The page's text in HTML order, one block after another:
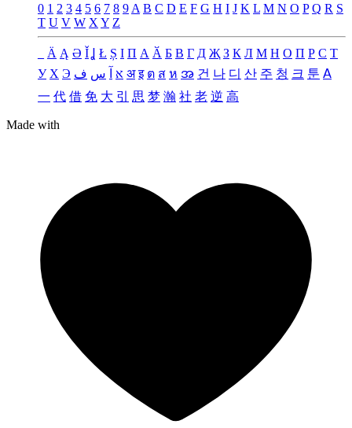
0 1 2 3 4 5 6 7 8 9 A B C D E F G H I J K L M N O P Q R S
T U V W X Y Z
Ä Ą Ə Ǐ Ʝ Ł Ș Ι Π А Ӑ Б В Г Д Җ З К Л М Н О П Р С Т
У Х Э א س ف अ इ ต ส ห အ 건 나 디 산 주 청 크 툰 ꓮ
一 代 借 免 大 引 思 梦 瀚 社 老 逆 高
Made with